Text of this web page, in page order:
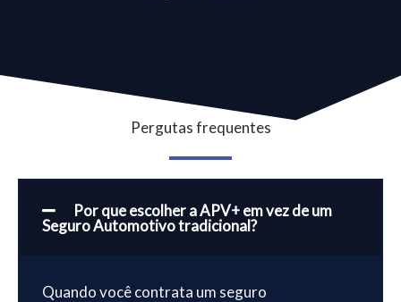
Pergutas frequentes
Por que escolher a APV+ em vez de um
Seguro Automotivo tradicional?
Quando você contrata um seguro